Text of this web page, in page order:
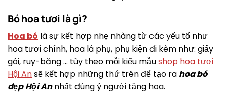
Bó hoa tươi là gì?
Hoa bó là sự kết hợp nhẹ nhàng từ các yếu tố như
hoa tươi chính, hoa lá phụ, phụ kiện đi kèm như: giấy
gói, ruy-băng … tùy theo mỗi kiểu mẫushop hoa tươi
Hội Ansẽ kết hợp những thứ trên để tạo ra hoa bó
đẹp Hội Annhất đúng ý người tặng hoa.